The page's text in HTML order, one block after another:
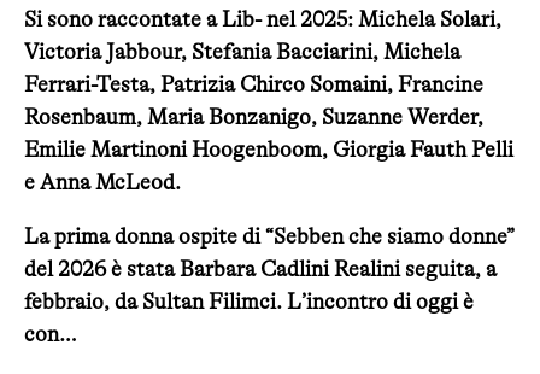
Si sono raccontate a Lib- nel 2025: Michela Solari,
Victoria Jabbour, Stefania Bacciarini, Michela
Ferrari-Testa, Patrizia Chirco Somaini, Francine
Rosenbaum, Maria Bonzanigo, Suzanne Werder,
Emilie Martinoni Hoogenboom, Giorgia Fauth Pelli
e Anna McLeod.
La prima donna ospite di “Sebben che siamo donne”
del 2026 è stata Barbara Cadlini Realini seguita, a
febbraio, da Sultan Filimci. L’incontro di oggi è
con…